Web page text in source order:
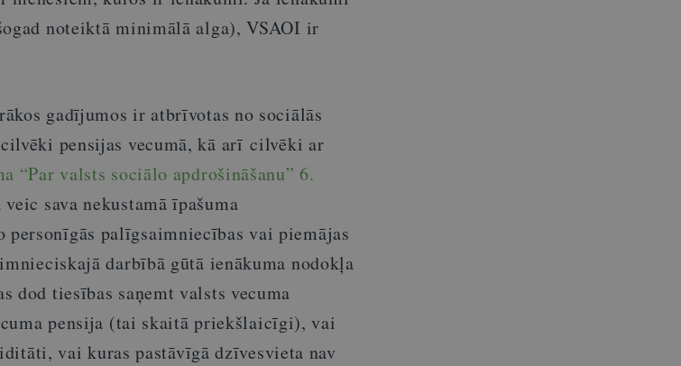
noteiktā minimālā alga), VSAOI ir
gadījumos ir atbrīvotas no sociālās
pensijas vecumā, kā arī cilvēki ar
“Par valsts sociālo apdrošināšanu” 6.
sava nekustamā īpašuma
personīgās palīgsaimniecības vai piemājas
darbībā gūtā ienākuma nodokļa
dod tiesības saņemt valsts vecuma
pensija (tai skaitā priekšlaicīgi), vai
vai kuras pastāvīgā dzīvesvieta nav